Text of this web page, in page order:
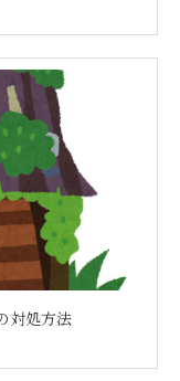
対処方法